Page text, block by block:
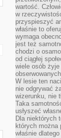
wartość.
w
przyspieszyć
właśnie to
wymaga
jest też
chodzi o
od ciągłej
wiele osób
W lesie ten
nie odgrywać
wizerunku, nie
Taka
usłyszeć
Dla niektórych
których można
właśnie